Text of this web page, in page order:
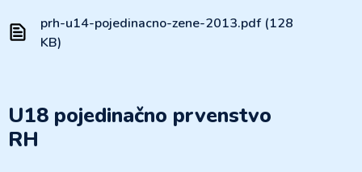
prh-u14-pojedinacno-zene-2013.pdf (128
KB)
U18 pojedinačno prvenstvo
RH